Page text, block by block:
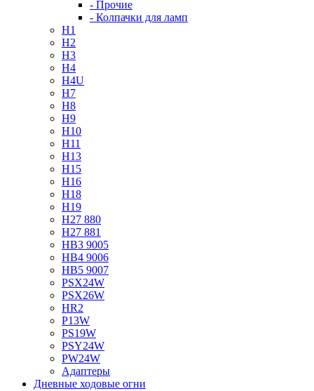
- Прочие
- Колпачки для ламп
H1
H2
H3
H4
H4U
H7
H8
H9
H10
H11
H13
H15
H16
H18
H19
H27 880
H27 881
HB3 9005
HB4 9006
HB5 9007
PSX24W
PSX26W
HR2
P13W
PS19W
PSY24W
PW24W
Адаптеры
Дневные ходовые огни